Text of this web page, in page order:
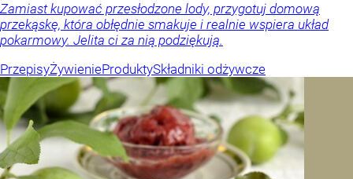
Zamiast kupować przesłodzone lody, przygotuj domową
przekąskę, która obłędnie smakuje i realnie wspiera układ
pokarmowy. Jelita ci za nią podziękują.
PrzepisyŻywienieProduktySkładniki odżywcze